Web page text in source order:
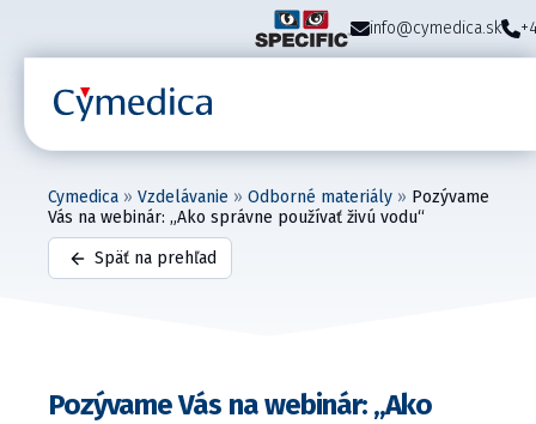
info@cymedica.sk
Cymedica » Vzdelávanie » Odborné materiály » Pozývame
Vás na webinár: „Ako správne používať živú vodu“
Späť na prehľad
Pozývame Vás na webinár: „Ako